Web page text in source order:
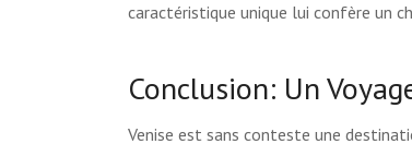
caractéristique unique lui confère un
Conclusion: Un
Venise est sans conteste une